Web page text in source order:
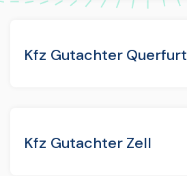
Kfz Gutachter Querfurt
Kfz Gutachter Zell